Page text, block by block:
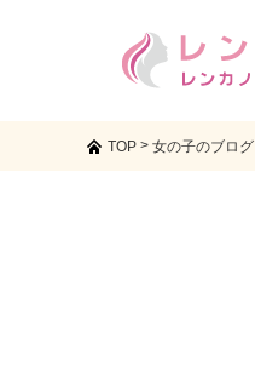
TOP > 女の子のブログ